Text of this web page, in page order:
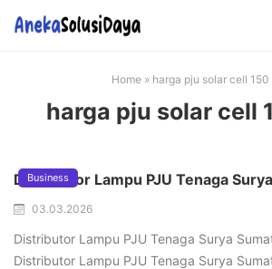
Home » harga pju solar cell
harga pju solar cell
Business
Distributor Lampu PJU Tenaga
03.03.2026
Distributor Lampu PJU Tenaga Surya
Distributor Lampu PJU Tenaga Surya